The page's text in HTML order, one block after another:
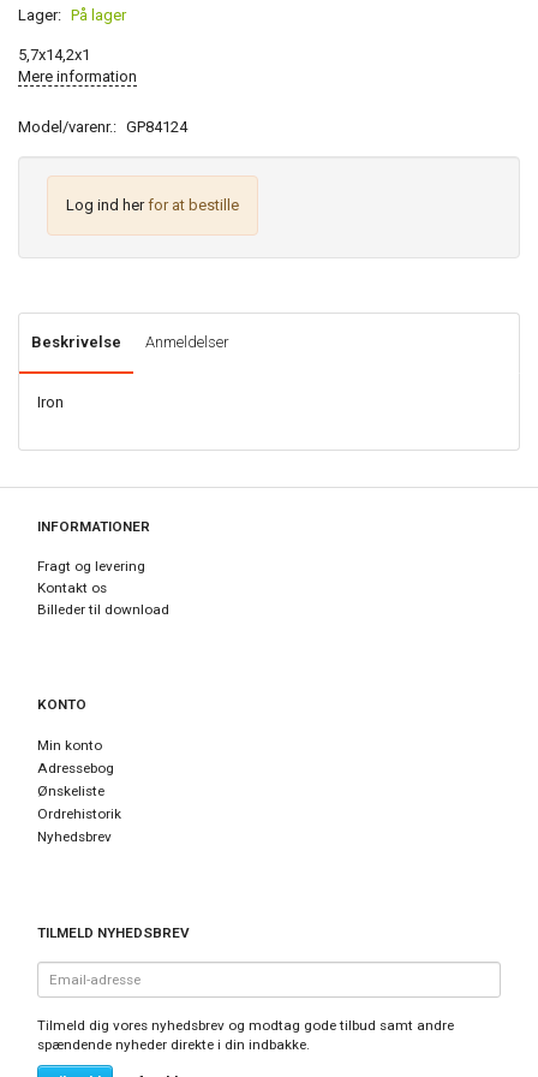
Lager: På lager
5,7x14,2x1
Mere information
Model/varenr.: GP84124
Log ind herfor at bestille
Beskrivelse Anmeldelser
Iron
INFORMATIONER
Fragt og levering
Kontakt os
Billeder til download
KONTO
Min konto
Adressebog
Ønskeliste
Ordrehistorik
Nyhedsbrev
TILMELD NYHEDSBREV
adresse
Tilmeld dig vores nyhedsbrev og modtag gode tilbud samt andre
spændende nyheder direkte i din indbakke.